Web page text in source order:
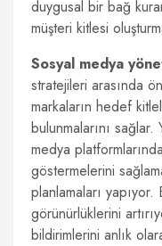
duygusal bir bağ
müşteri kitlesi
Sosyal medya
stratejileri arasında
markaların hedef
bulunmalarını sağlar.
medya
göstermelerini
planlamaları
görünürlüklerini
bildirimlerini anlık